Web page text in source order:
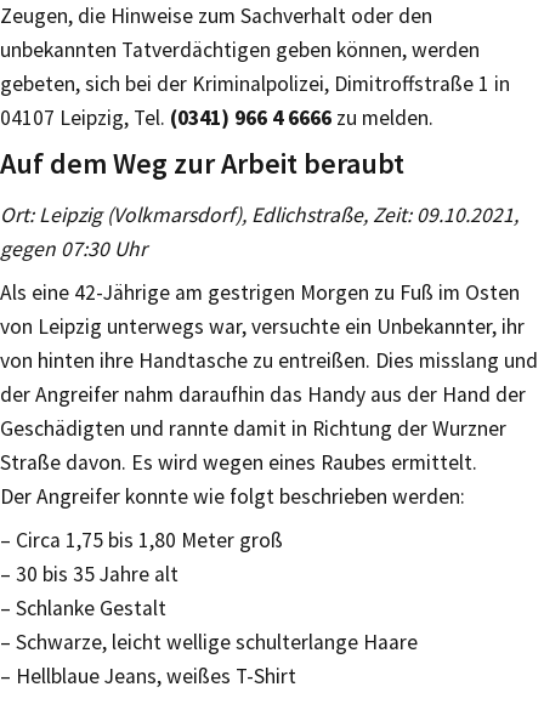
Zeugen, die Hinweise zum Sachverhalt oder den
unbekannten Tatverdächtigen geben können, werden
gebeten, sich bei der Kriminalpolizei, Dimitroffstraße 1 in
04107 Leipzig, Tel. (0341) 966 4 6666 zu melden.
Auf dem Weg zur Arbeit beraubt
Ort: Leipzig (Volkmarsdorf), Edlichstraße, Zeit: 09.10.2021,
gegen 07:30 Uhr
Als eine 42-Jährige am gestrigen Morgen zu Fuß im Osten
von Leipzig unterwegs war, versuchte ein Unbekannter, ihr
von hinten ihre Handtasche zu entreißen. Dies misslang und
der Angreifer nahm daraufhin das Handy aus der Hand der
Geschädigten und rannte damit in Richtung der Wurzner
Straße davon. Es wird wegen eines Raubes ermittelt.
Der Angreifer konnte wie folgt beschrieben werden:
– Circa 1,75 bis 1,80 Meter groß
– 30 bis 35 Jahre alt
– Schlanke Gestalt
– Schwarze, leicht wellige schulterlange Haare
– Hellblaue Jeans, weißes T-Shirt